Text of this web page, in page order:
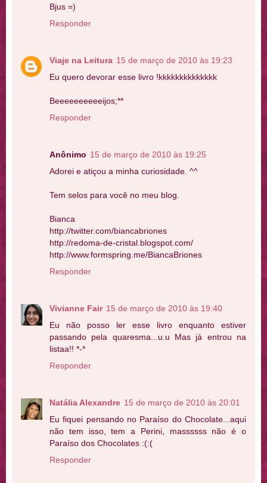
Bjus =)
Responder
Viaje na Leitura 15 de março de 2010 às 19:23
Eu quero devorar esse livro !kkkkkkkkkkkkkk
Beeeeeeeeeeijos;**
Responder
Anônimo 15 de março de 2010 às 19:25
Adorei e atiçou a minha curiosidade. ^^
Tem selos para você no meu blog.
Bianca
http://twitter.com/biancabriones
http://redoma-de-cristal.blogspot.com/
http://www.formspring.me/BiancaBriones
Responder
Vivianne Fair 15 de março de 2010 às 19:40
Eu não posso ler esse livro enquanto estiver
passando pela quaresma...u.u Mas já entrou na
listaa!! *-*
Responder
Natália Alexandre 15 de março de 2010 às 20:01
Eu fiquei pensando no Paraíso do Chocolate...aqui
não tem isso, tem a Perini, massssss não é o
Paraíso dos Chocolates :(:(
Responder